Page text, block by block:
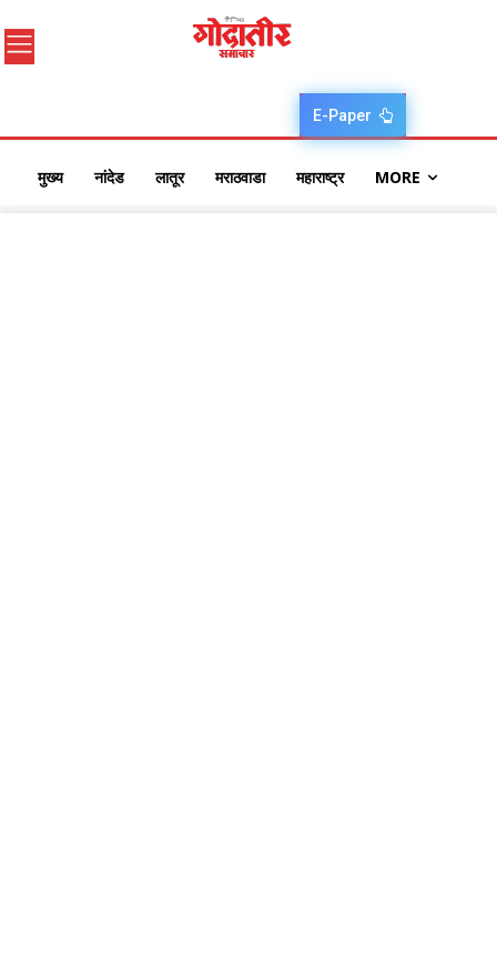
E-Paper
मुख्य नांदेड लातूर मराठवाडा महाराष्ट्र MORE